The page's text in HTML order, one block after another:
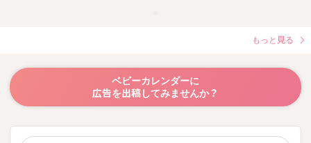
もっと見る
ベビーカレンダーに
広告を出稿してみませんか？